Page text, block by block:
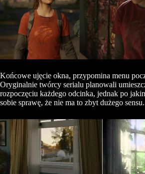
Końcowe ujęcie okna, przypomina menu
Oryginalnie twórcy serialu planowali
rozpoczęciu każdego odcinka, jednak po
sobie sprawę, że nie ma to zbyt dużego sensu.